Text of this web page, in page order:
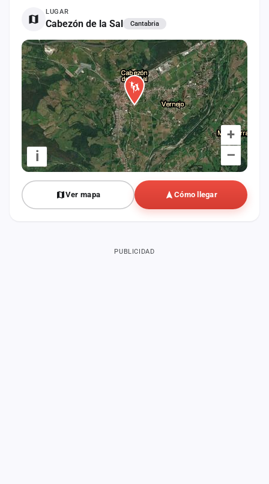
LUGAR
Cabezón de la Sal Cantabria
+
–
i
Ver mapa Cómo llegar
PUBLICIDAD